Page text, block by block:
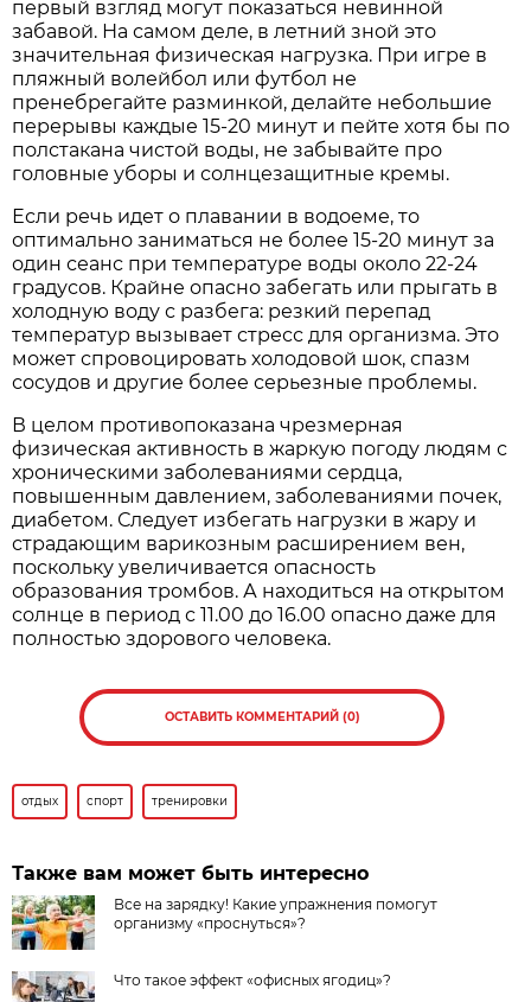
первый взгляд могут показаться невинной
забавой. На самом деле, в летний зной это
значительная физическая нагрузка. При игре в
пляжный волейбол или футбол не
пренебрегайте разминкой, делайте небольшие
перерывы каждые 15-20 минут и пейте хотя бы по
полстакана чистой воды, не забывайте про
головные уборы и солнцезащитные кремы.
Если речь идет о плавании в водоеме, то
оптимально заниматься не более 15-20 минут за
один сеанс при температуре воды около 22-24
градусов. Крайне опасно забегать или прыгать в
холодную воду с разбега: резкий перепад
температур вызывает стресс для организма. Это
может спровоцировать холодовой шок, спазм
сосудов и другие более серьезные проблемы.
В целом противопоказана чрезмерная
физическая активность в жаркую погоду людям с
хроническими заболеваниями сердца,
повышенным давлением, заболеваниями почек,
диабетом. Следует избегать нагрузки в жару и
страдающим варикозным расширением вен,
поскольку увеличивается опасность
образования тромбов. А находиться на открытом
солнце в период с 11.00 до 16.00 опасно даже для
полностью здорового человека.
ОСТАВИТЬ КОММЕНТАРИЙ (0)
отдых спорт тренировки
Также вам может быть интересно
Все на зарядку! Какие упражнения помогут
организму «проснуться»?
Что такое эффект «офисных ягодиц»?